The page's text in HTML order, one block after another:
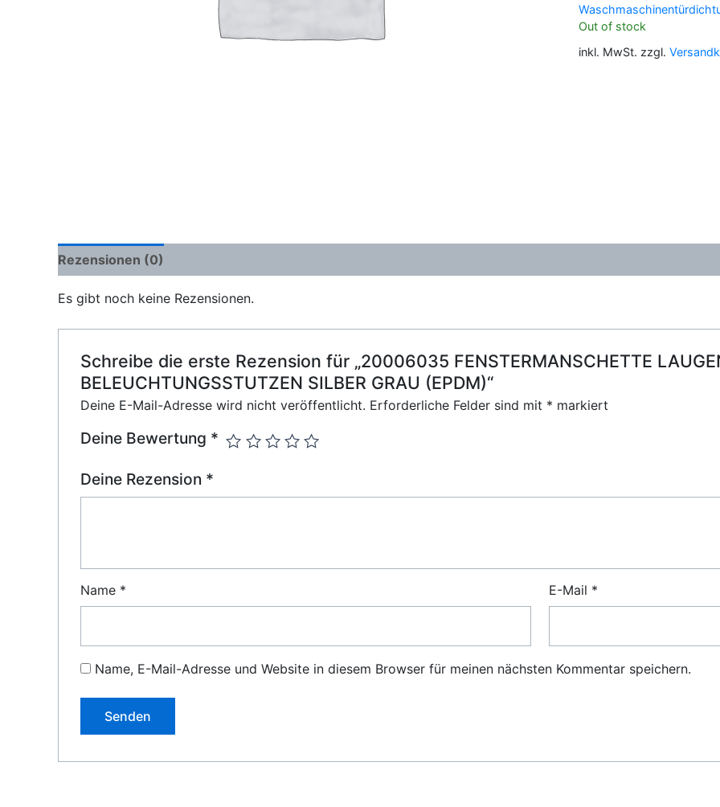
Out of stock
inkl. MwSt. zzgl.
Rezensionen (0)
Es gibt noch keine Rezensionen.
Schreibe die erste Rezension für „20006035 FENSTERMANSCHETTE
BELEUCHTUNGSSTUTZEN SILBER GRAU (EPDM)“
Deine E-Mail-Adresse wird nicht veröffentlicht. Erforderliche Felder sind mit * markiert
Deine Bewertung *
Deine Rezension *
Name * E-Mail *
Name, E-Mail-Adresse und Website in diesem Browser für meinen nächsten Kommentar speichern.